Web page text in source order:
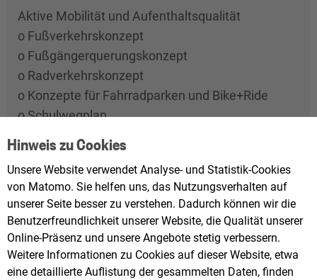
Aktive Mobilität und Aufenthaltsqualität
o Fußverkehrskonzept
o Fußgängerquerungskonzept
o Radverkehrskonzept
o Konzepte für Fahrradparken und Bike+Ride
o Schulwegplan
Ortsmitten
o Dialogkonzepte für lebendige und
verkehrsberuhigte Ortsmitten
o Fahrradparken und Bike+Ride
o Parkraumkonzept inkl. digitaler
Parkraumkontrolle
Hinweis zu Cookies
Unsere Website verwendet Analyse- und Statistik-Cookies
von Matomo. Sie helfen uns, das Nutzungsverhalten auf
unserer Seite besser zu verstehen. Dadurch können wir die
Benutzerfreundlichkeit unserer Website, die Qualität unserer
Online-Präsenz und unsere Angebote stetig verbessern.
Weitere Informationen zu Cookies auf dieser Website, etwa
eine detaillierte Auflistung der gesammelten Daten, finden